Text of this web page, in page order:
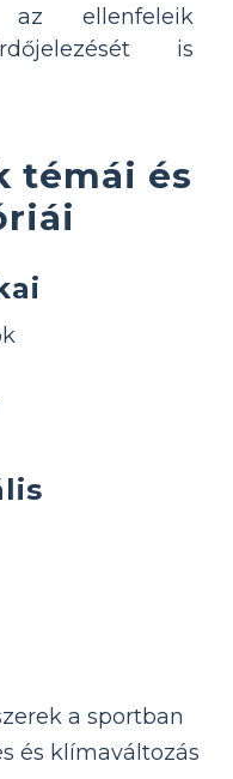
az ellenfeleik
is
témái és
a sportban
és klímaváltozás